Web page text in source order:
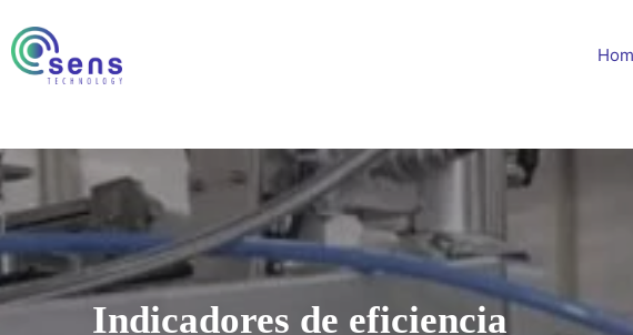
al
contenido
Indicadores de eficiencia